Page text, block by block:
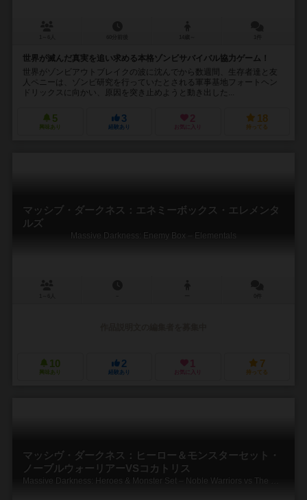
世界が滅んだ真実を追い求める本格ゾンビサバイバル協力ゲーム！
世界がゾンビアウトブレイクの波に沈んでから数週間、生存者達と友
人ペニーは、ゾンビ研究を行っていたとされる軍事基地フォートヘン
ドリックスに向かい、原因を突き止めようと動き出した...
5
興味あり
3
経験あり
2
お気に入り
18
持ってる
マッシブ・ダークネス：エネミーボックス・エレメンタ
ルズ
Massive Darkness: Enemy Box – Elementals
10
興味あり
2
経験あり
1
お気に入り
7
持ってる
マッシヴ・ダークネス：ヒーロー＆モンスターセット・
ノーブルウォーリアーVSコカトリス